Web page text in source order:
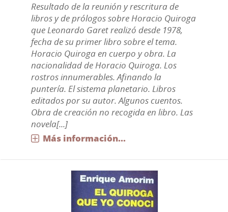
Resultado de la reunión y rescritura de
libros y de prólogos sobre Horacio Quiroga
que Leonardo Garet realizó desde 1978,
fecha de su primer libro sobre el tema.
Horacio Quiroga en cuerpo y obra. La
nacionalidad de Horacio Quiroga. Los
rostros innumerables. Afinando la
puntería. El sistema planetario. Libros
editados por su autor. Algunos cuentos.
Obra de creación no recogida en libro. Las
novela[...]
Más información...